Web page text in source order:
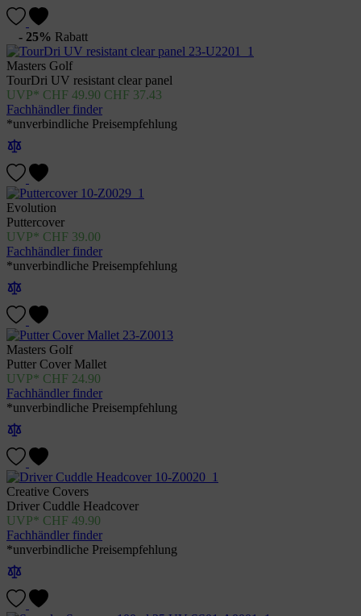
- 25% Rabatt
Masters Golf
TourDri UV resistant clear panel
CHF 49.90 CHF 37.43
Fachhändler finder
*unverbindliche Preisempfehlung
Evolution
Puttercover
CHF 39.00
Fachhändler finder
*unverbindliche Preisempfehlung
Masters Golf
Putter Cover Mallet
CHF 24.90
Fachhändler finder
*unverbindliche Preisempfehlung
Creative Covers
Driver Cuddle Headcover
CHF 49.90
Fachhändler finder
*unverbindliche Preisempfehlung